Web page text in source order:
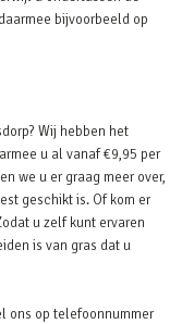
bijvoorbeeld op
Wij hebben het
u al vanaf €9,95 per
we u er graag meer over,
geschikt is. Of kom er
u zelf kunt ervaren
is van gras dat u
ons op telefoonnummer